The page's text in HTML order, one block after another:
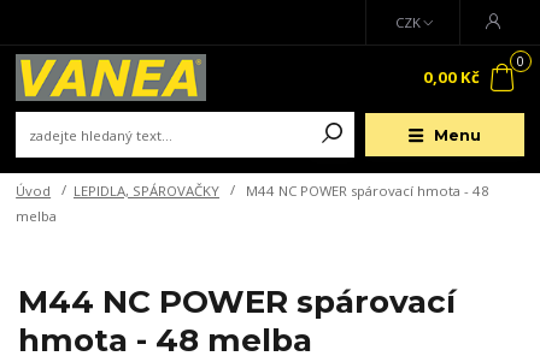
Menu
CZK
0
0,00 Kč
Úvod LEPIDLA, SPÁROVAČKY
M44 NC POWER spárovací hmota - 48
melba
M44 NC POWER spárovací
hmota - 48 melba